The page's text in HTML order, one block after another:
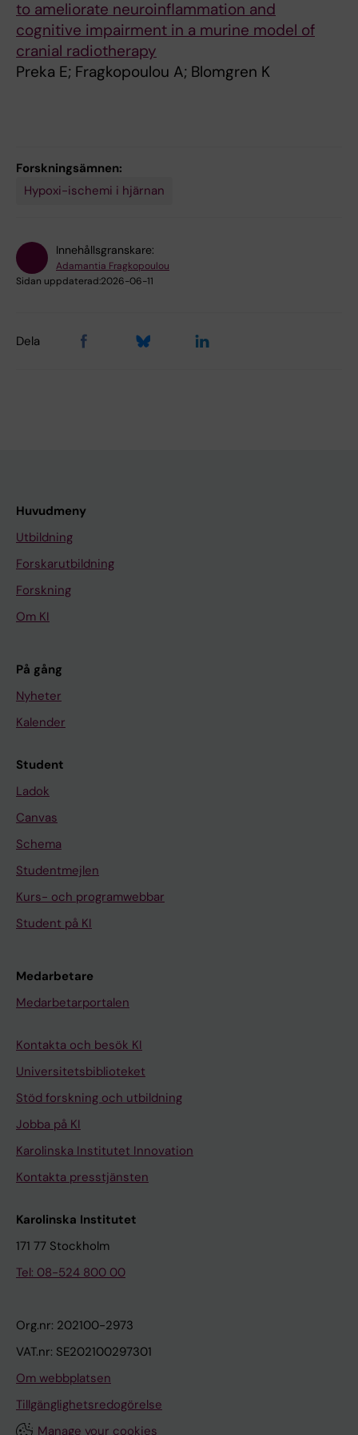
to ameliorate neuroinflammation and
cognitive impairment in a murine model of
cranial radiotherapy
Preka E; Fragkopoulou A; Blomgren K
Forskningsämnen:
Hypoxi-ischemi i hjärnan
Innehållsgranskare:
Adamantia Fragkopoulou
Sidan uppdaterad:2026-06-11
Dela
Huvudmeny
Utbildning
Forskarutbildning
Forskning
Om KI
På gång
Nyheter
Kalender
Student
Ladok
Canvas
Schema
Studentmejlen
Kurs- och programwebbar
Student på KI
Medarbetare
Medarbetarportalen
Kontakta och besök KI
Universitetsbiblioteket
Stöd forskning och utbildning
Jobba på KI
Karolinska Institutet Innovation
Kontakta presstjänsten
Karolinska Institutet
171 77 Stockholm
Tel: 08-524 800 00
Org.nr: 202100-2973
VAT.nr: SE202100297301
Om webbplatsen
Tillgänglighetsredogörelse
Manage your cookies